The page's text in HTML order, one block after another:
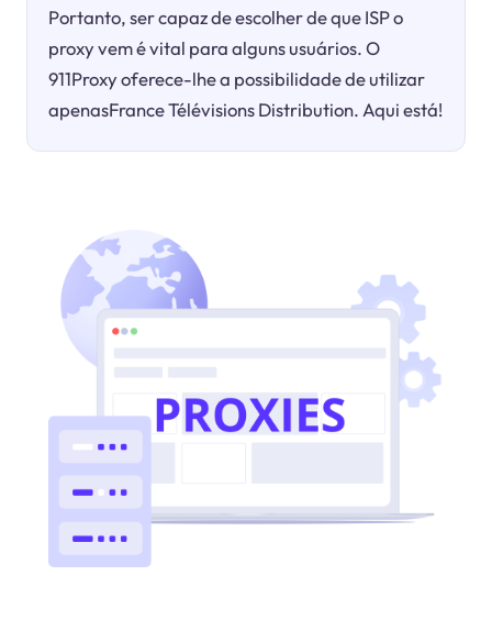
Portanto, ser capaz de escolher de que ISP o
proxy vem é vital para alguns usuários. O
911Proxy oferece-lhe a possibilidade de utilizar
apenasFrance Télévisions Distribution. Aqui está!